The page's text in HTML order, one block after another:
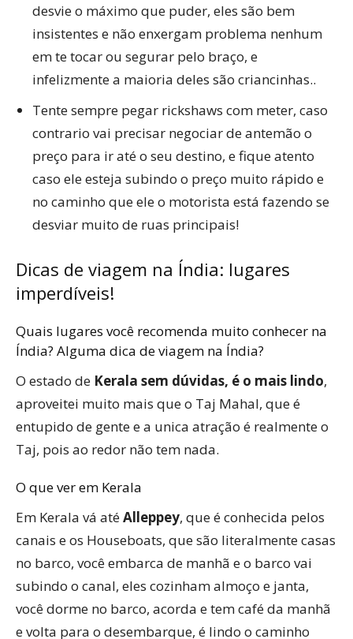
desvie o máximo que puder, eles são bem
insistentes e não enxergam problema nenhum
em te tocar ou segurar pelo braço, e
infelizmente a maioria deles são criancinhas..
Tente sempre pegar rickshaws com meter, caso
contrario vai precisar negociar de antemão o
preço para ir até o seu destino, e fique atento
caso ele esteja subindo o preço muito rápido e
no caminho que ele o motorista está fazendo se
desviar muito de ruas principais!
Dicas de viagem na Índia: lugares
imperdíveis!
Quais lugares você recomenda muito conhecer na
Índia? Alguma dica de viagem na Índia?
O estado de Kerala sem dúvidas, é o mais lindo,
aproveitei muito mais que o Taj Mahal, que é
entupido de gente e a unica atração é realmente o
Taj, pois ao redor não tem nada.
O que ver em Kerala
Em Kerala vá atéAlleppey, que é conhecida pelos
canais e os Houseboats, que são literalmente casas
no barco, você embarca de manhã e o barco vai
subindo o canal, eles cozinham almoço e janta,
você dorme no barco, acorda e tem café da manhã
e volta para o desembarque, é lindo o caminho